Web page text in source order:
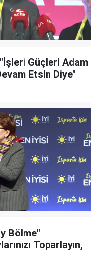
Güçleri Adam
Etsin Diye"
Bölme"
Toparlayın,